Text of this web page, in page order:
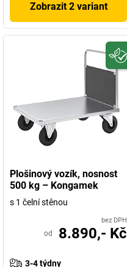
Zobrazit 2 variant
Plošinový vozík, nosnost
500 kg – Kongamek
s 1 čelní stěnou
bez DPH
od 8.890,- Kč
3-4 týdny